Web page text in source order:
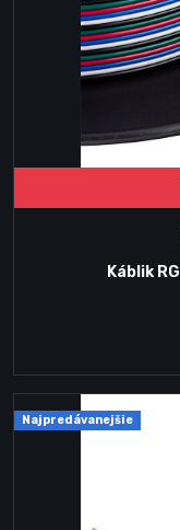
Káblik
Najpredávanejšie